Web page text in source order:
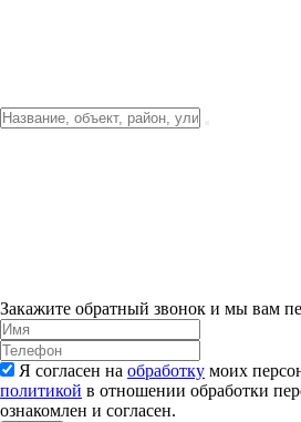
Закажите обратный звонок и мы вам
Я согласен на обработку моих
политикой в отношении обработки
ознакомлен и согласен.